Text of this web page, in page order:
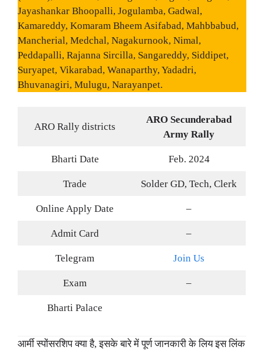
Jayashankar Bhoopalli, Jogulamba, Gadwal,
Kamareddy, Komaram Bheem Asifabad, Mahbbabud,
Mancherial, Medchal, Nagakurnook, Nimal,
Peddapalli, Rajanna Sircilla, Sangareddy, Siddipet,
Suryapet, Vikarabad, Wanaparthy, Yadadri,
Bhuvanagiri, Mulugu, Narayanpet.
ARO Rally districts
ARO Secunderabad
Army Rally
Bharti Date Feb. 2024
Trade Solder GD, Tech, Clerk
Online Apply Date –
Admit Card –
Telegram Join Us
Exam –
Bharti Palace
आर्मी स्पोंसरशिप क्या है, इसके बारे में पूर्ण जानकारी के लिय इस लिंक